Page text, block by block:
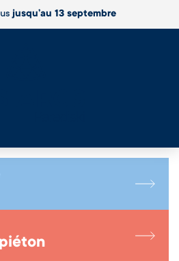
jusqu’au 13 septembre